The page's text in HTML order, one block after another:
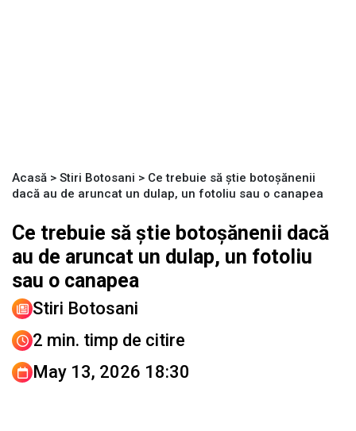
Acasă > Stiri Botosani > Ce trebuie să știe botoșănenii
dacă au de aruncat un dulap, un fotoliu sau o canapea
Ce trebuie să știe botoșănenii dacă
au de aruncat un dulap, un fotoliu
sau o canapea
Stiri Botosani
2 min. timp de citire
May 13, 2026 18:30